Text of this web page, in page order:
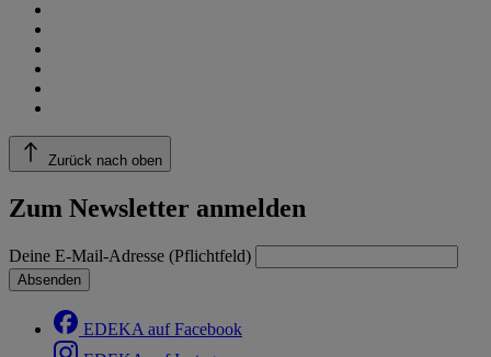
Zurück nach oben
Zum Newsletter anmelden
Deine E-Mail-Adresse (Pflichtfeld)
Absenden
EDEKA auf Facebook